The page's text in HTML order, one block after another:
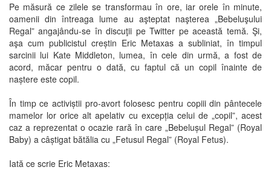
Pe măsură ce zilele se transformau în ore, iar orele în minute,
oamenii din întreaga lume au aşteptat naşterea „Bebeluşului
Regal” angajându-se în discuţii pe Twitter pe această temă. Şi,
aşa cum publicistul creștin Eric Metaxas a subliniat, în timpul
sarcinii lui Kate Middleton, lumea, în cele din urmă, a fost de
acord, măcar pentru o dată, cu faptul că un copil înainte de
naștere este copil.
În timp ce activiștii pro-avort folosesc pentru copiii din pântecele
mamelor lor orice alt apelativ cu excepția celui de „copil”, acest
caz a reprezentat o ocazie rară în care „Bebelușul Regal” (Royal
Baby) a câștigat bătălia cu „Fetusul Regal” (Royal Fetus).
Iată ce scrie Eric Metaxas: